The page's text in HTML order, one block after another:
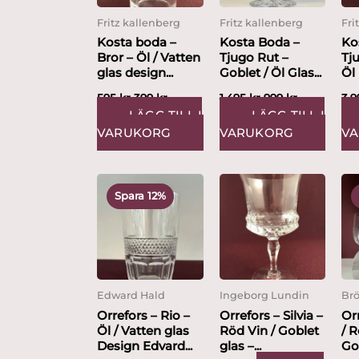
Fritz kallenberg
Kosta boda –
Bror – Öl / Vatten
glas design...
595kr 399kr
LÄGG TILL I
VARUKORG
Fritz kallenberg
Kosta Boda –
Tjugo Rut –
Goblet / Öl Glas...
1,495kr 999kr
LÄGG TILL I
VARUKORG
Öl
Spara 12%
Edward Hald
Orrefors – Rio –
Öl / Vatten glas
Design Edvard...
ursprungliga
priset
795 kr.
nuvarande
priset
699 kr.
Ingeborg Lundin
Orrefors – Silvia –
Röd Vin / Goblet
glas –...
/